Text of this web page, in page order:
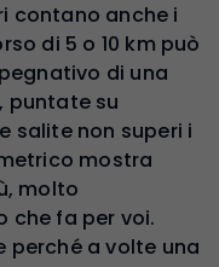
contano anche i
di 5 o 10 km può
di una
puntate su
salite non superi i
mostra
molto
che fa per voi.
perché a volte una